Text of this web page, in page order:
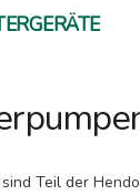
Teil der